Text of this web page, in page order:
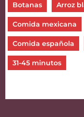
Botanas Arroz
Comida mexicana
Comida española
31-45 minutos